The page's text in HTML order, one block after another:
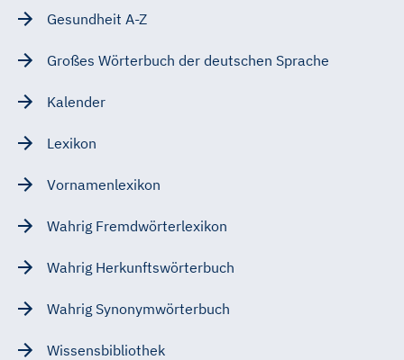
Gesundheit A-Z
Großes Wörterbuch der deutschen Sprache
Kalender
Lexikon
Vornamenlexikon
Wahrig Fremdwörterlexikon
Wahrig Herkunftswörterbuch
Wahrig Synonymwörterbuch
Wissensbibliothek